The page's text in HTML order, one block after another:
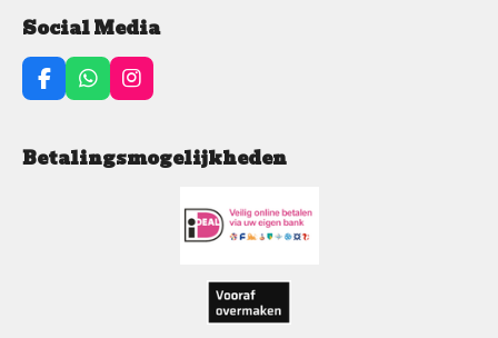
Social Media
F
a
e
b
W
h
t
s
I
n
a
Betalingsmogelijkheden